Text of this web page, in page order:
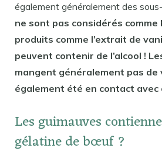
également généralement des
ne sont pas considérés comme
produits comme l’extrait de
peuvent contenir de l’alcool !
mangent généralement pas de
également été en contact avec
Les guimauves
gélatine de bœuf ?